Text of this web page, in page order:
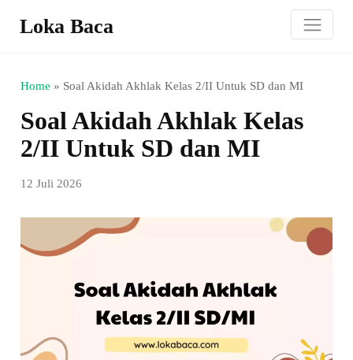
Loka Baca
Home » Soal Akidah Akhlak Kelas 2/II Untuk SD dan MI
Soal Akidah Akhlak Kelas
2/II Untuk SD dan MI
12 Juli 2026